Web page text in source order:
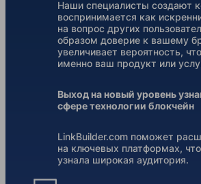
Наши специалисты создают
воспринимается как
на вопрос других
образом доверие к вашему
увеличивает вероятность,
именно ваш продукт или
Выход на новый уровень
сфере технологии блокчейн
LinkBuilder.com поможет
на ключевых платформах,
узнала широкая аудитория.